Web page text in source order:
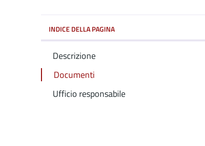
INDICE DELLA PAGINA
Descrizione
Documenti
Ufficio responsabile